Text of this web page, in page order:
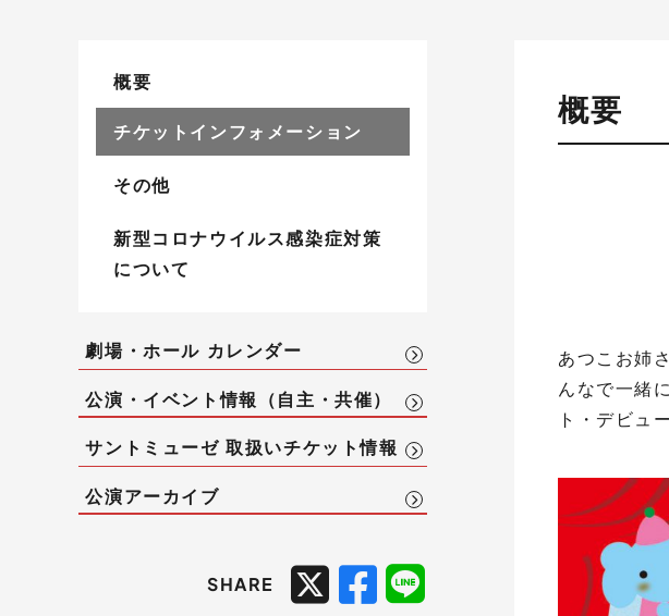
概要
チケットインフォメーション
その他
新型コロナウイルス感染症対策
について
劇場・ホール カレンダー
公演・イベント情報（自主・共催）
サントミューゼ 取扱いチケット情報
公演アーカイブ
SHARE
概要
あつこお姉
んなで一緒
ト・デビュ